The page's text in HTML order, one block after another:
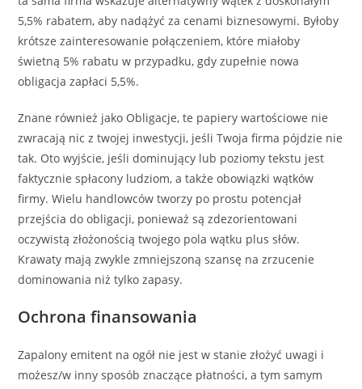
5,5% rabatem, aby nadążyć za cenami biznesowymi. Byłoby
krótsze zainteresowanie połączeniem, które miałoby
świetną 5% rabatu w przypadku, gdy zupełnie nowa
obligacja zapłaci 5,5%.
Znane również jako Obligacje, te papiery wartościowe nie
zwracają nic z twojej inwestycji, jeśli Twoja firma pójdzie nie
tak. Oto wyjście, jeśli dominujący lub poziomy tekstu jest
faktycznie spłacony ludziom, a także obowiązki wątków
firmy. Wielu handlowców tworzy po prostu potencjał
przejścia do obligacji, ponieważ są zdezorientowani
oczywistą złożonością twojego pola wątku plus słów.
Krawaty mają zwykle zmniejszoną szansę na zrzucenie
dominowania niż tylko zapasy.
Ochrona finansowania
Zapalony emitent na ogół nie jest w stanie złożyć uwagi i
możesz/w inny sposób znaczące płatności, a tym samym